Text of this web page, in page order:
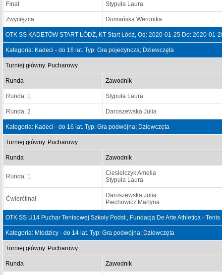
Finał Stypuła Laura
Zwycięzca Domańska Weronika
OTK SS KADETÓW START ŁÓDŹ, KT Start Łódź, Od: 2020-01-25 Do: 2020-01-
Kategoria: Kadeci - do 16 lat. Typ: Gra pojedyncza; Dziewczęta
Turniej główny. Pucharowy
Runda Zawodnik
Runda: 1 Stypuła Laura
Runda: 2 Daroszewska Julia
Kategoria: Kadeci - do 16 lat. Typ: Gra podwójna; Dziewczęta
Turniej główny. Pucharowy
Runda Zawodnik
Runda: 1
Ciesielczyk Amelia
Stypuła Laura
Ćwierćfinał
Daroszewska Julia
Piechowicz Martyna
OTK SS U14 Puchar Tenisowej Szkoły Podst., Fundacja De Arte Athletica -
Kategoria: Młodzicy - do 14 lat. Typ: Gra podwójna; Dziewczęta
Turniej główny. Pucharowy
Runda Zawodnik